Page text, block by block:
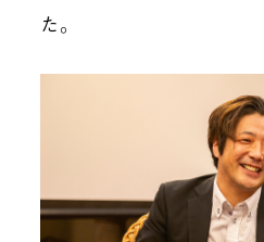
た。